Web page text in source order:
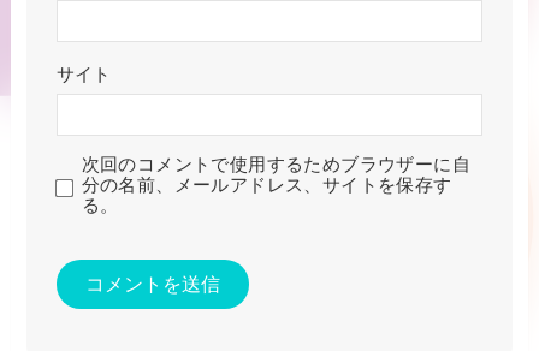
サイト
次回のコメントで使用するためブラウザーに自
分の名前、メールアドレス、サイトを保存す
る。